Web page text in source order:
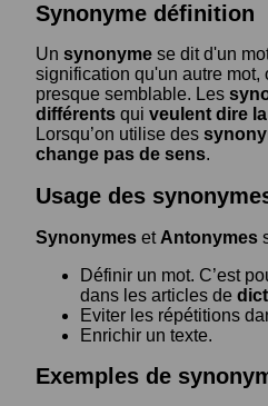
Synonyme définition
Un synonyme se dit d'un
signification qu'un autre mot,
presque semblable. Les
différents qui veulent dire
Lorsqu’on utilise des
change pas de sens.
Usage des
Synonymes et Antonymes
Définir un mot. C’est
dans les articles de
Eviter les répétitions
Enrichir un texte.
Exemples de